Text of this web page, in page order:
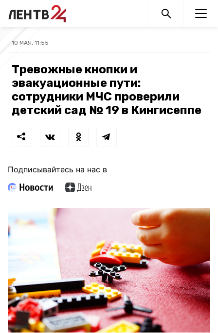
10 МАЯ, 11:55
Тревожные кнопки и
эвакуационные пути:
сотрудники МЧС проверили
детский сад № 19 в Кингисеппе
Подписывайтесь на нас в